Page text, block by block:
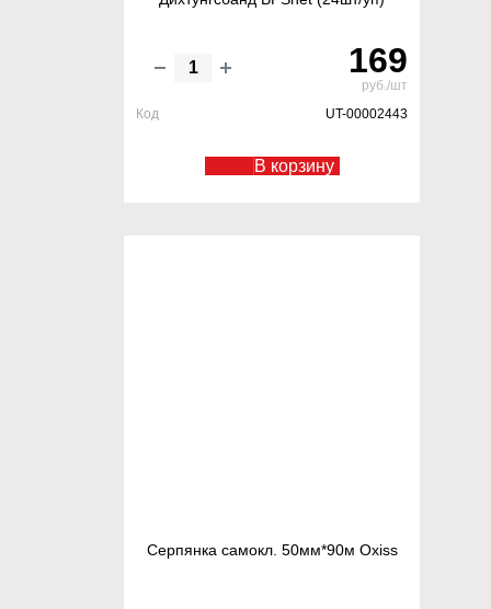
169
руб./шт
Код
UT-00002443
В корзину
Серпянка самокл. 50мм*90м Oxiss